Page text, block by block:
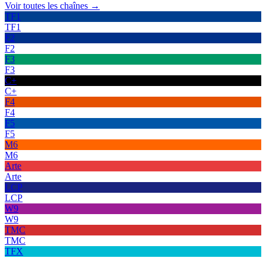
Voir toutes les chaînes →
TF1
TF1
F2
F2
F3
F3
C+
C+
F4
F4
F5
F5
M6
M6
Arte
Arte
LCP
LCP
W9
W9
TMC
TMC
TFX